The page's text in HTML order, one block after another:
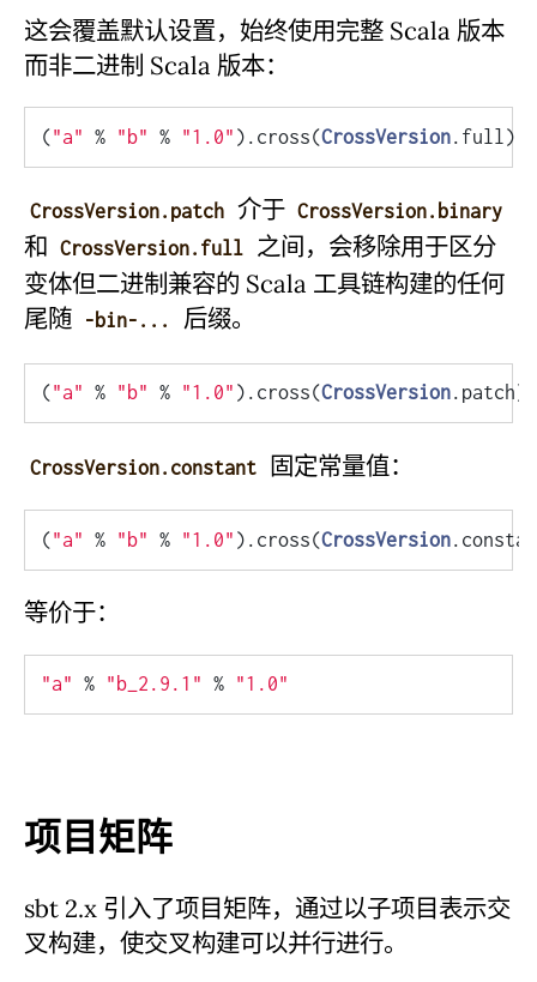
这会覆盖默认设置，始终使用完整 Scala 版本
而非二进制 Scala 版本：
("a" % "b" % "1.0" ).cross(CrossVersion
CrossVersion.patch 介于 CrossVersion.binary
和 CrossVersion.full
之间，会移除用于区分
变体但二进制兼容的 Scala 工具链构建的任何
尾随
-bin-... 后缀。
("a" % "b" % "1.0" ).cross(CrossVersion
CrossVersion.constant 固定常量值：
("a" % "b" % "1.0" ).cross(CrossVersion
等价于：
"a" % "b_2.9.1" % "1.0"
项目矩阵
sbt 2.x 引入了项目矩阵，通过以子项目表示交
叉构建，使交叉构建可以并行进行。